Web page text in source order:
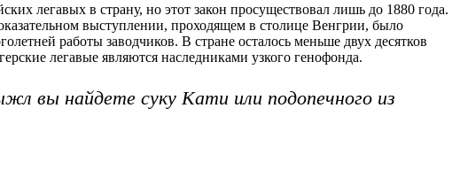
легавых в страну, но этот закон просуществовал лишь до 1880 года.
выступлении, проходящем в столице Венгрии, было
работы заводчиков. В стране осталось меньше двух десятков
легавые являются наследниками узкого генофонда.
вы найдете суку Кати или подопечного из